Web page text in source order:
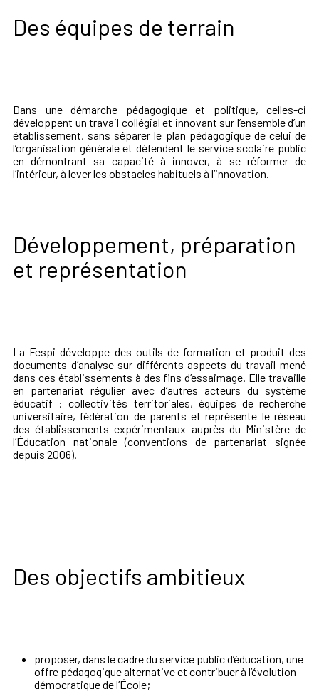
Des équipes de terrain
Dans une démarche pédagogique et politique, celles-ci
développent un travail collégial et innovant sur l’ensemble d’un
établissement, sans séparer le plan pédagogique de celui de
l’organisation générale et défendent le service scolaire public
en démontrant sa capacité à innover, à se réformer de
l’intérieur, à lever les obstacles habituels à l’innovation.
Développement, préparation
et représentation
La Fespi développe des outils de formation et produit des
documents d’analyse sur différents aspects du travail mené
dans ces établissements à des fins d’essaimage. Elle travaille
en partenariat régulier avec d’autres acteurs du système
éducatif : collectivités territoriales, équipes de recherche
universitaire, fédération de parents et représente le réseau
des établissements expérimentaux auprès du Ministère de
l’Éducation nationale (conventions de partenariat signée
depuis 2006).
Des objectifs ambitieux
proposer, dans le cadre du service public d’éducation, une
offre pédagogique alternative et contribuer à l’évolution
démocratique de l’École;